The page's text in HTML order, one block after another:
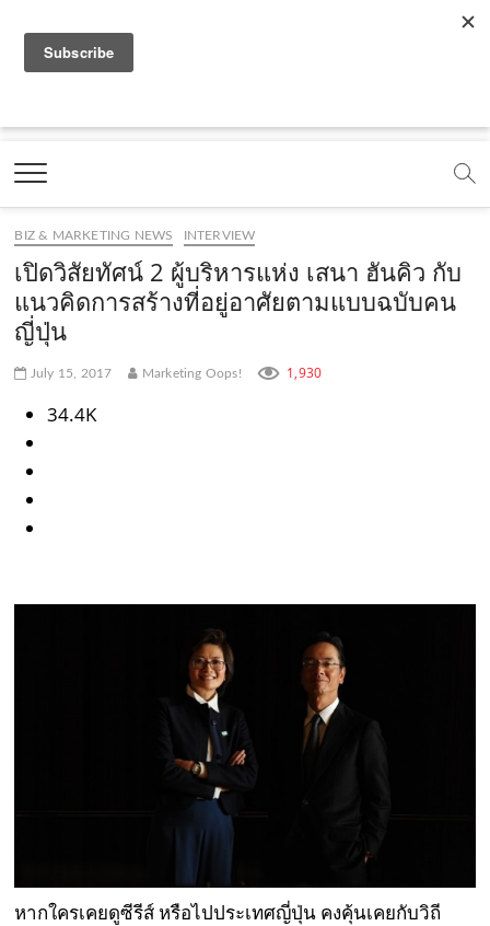
a
e
b
o
o
k
.
c
o
o
t
b
e
.
o
m
.
o
e
m
e
t
g
r
a
.
t
k
.
c
m
Marketing Oops!
DIGITAL | CREATIVE | ADVERTISING | CAMPAIGN |
BIZ & MARKETING NEWS INTERVIEW
เปิดวิสัยทัศน์ 2 ผู้บริหารแห่ง เสนา ฮันคิว กับ
แนวคิดการสร้างที่อยู่อาศัยตามแบบฉบับคน
ญี่ปุ่น
July 15, 2017 Marketing Oops! 1,930
34.4K
หากใครเคยดูซีรีส์ หรือไปประเทศญี่ปุ่น คงคุ้นเคยกับวิถี